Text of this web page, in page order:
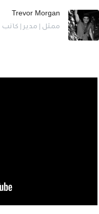
Trevor Morgan
ممثل | مدير | كاتب